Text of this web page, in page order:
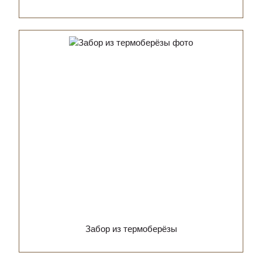
Забор из термоберёзы